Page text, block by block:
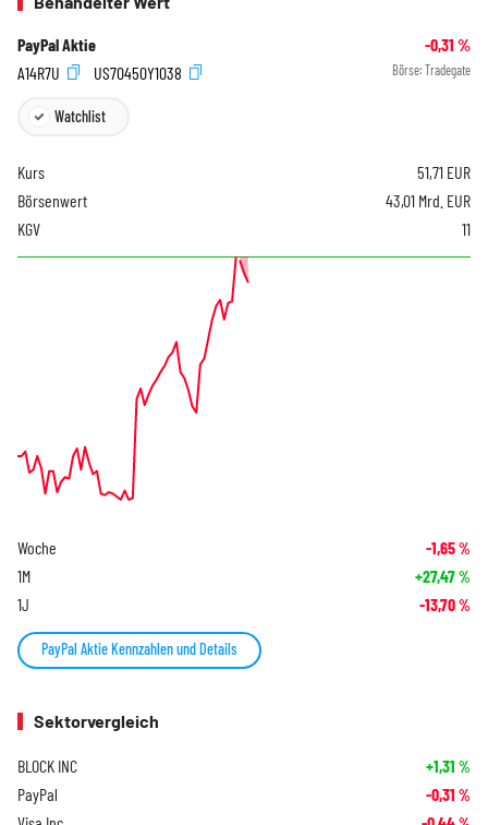
PayPal Aktie -0,31 %
A14R7U
US70450Y1038 Börse: Tradegate
Watchlist
Kurs 51,71 EUR
Börsenwert
43,01 Mrd. EUR
KGV
11
Woche -1,65%
1M +27,47%
1J -13,70%
PayPal Aktie Kennzahlen und Details
Sektorvergleich
BLOCK INC +1,31 %
PayPal -0,31 %